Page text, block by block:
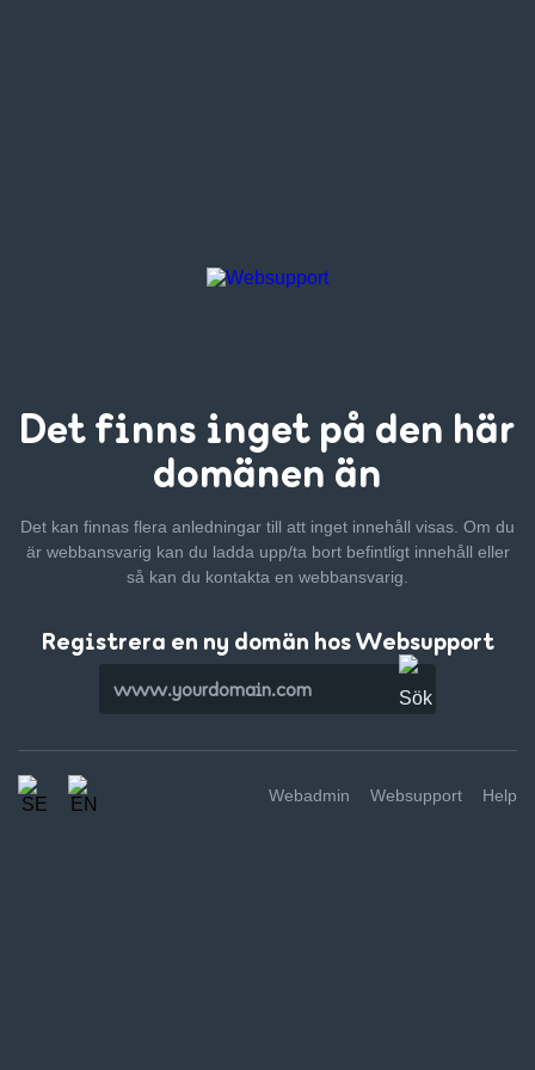
Det finns inget på den här
domänen än
Det kan finnas flera anledningar till att inget innehåll visas. Om du
är webbansvarig kan du ladda upp/ta bort befintligt innehåll eller
så kan du kontakta en webbansvarig.
Registrera en ny domän hos Websupport
Webadmin Websupport Help